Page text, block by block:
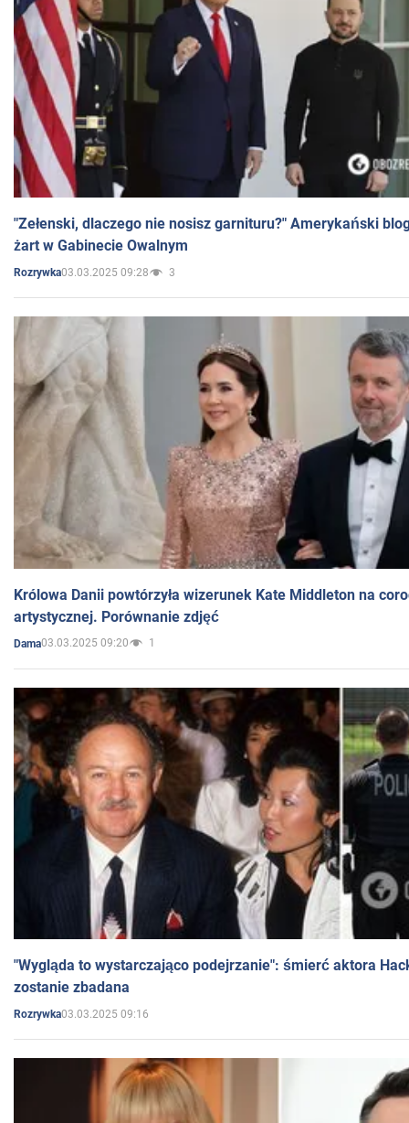
"Zełenski, dlaczego nie nosisz garnituru?" Amerykański
żart w Gabinecie Owalnym
Rozrywka03.03.2025 09:28 3
Królowa Danii powtórzyła wizerunek Kate Middleton na
artystycznej. Porównanie zdjęć
Dama03.03.2025 09:20 1
"Wygląda to wystarczająco podejrzanie": śmierć aktora
zostanie zbadana
Rozrywka03.03.2025 09:16